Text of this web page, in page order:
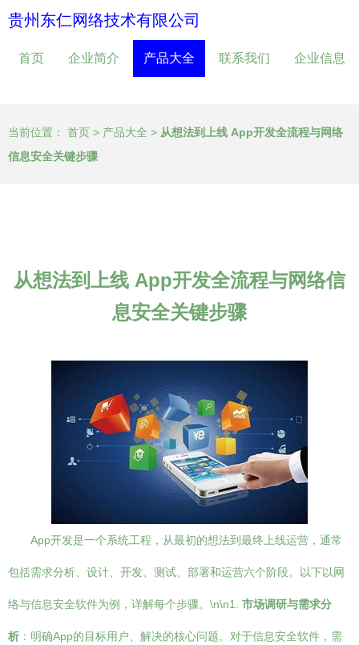
贵州东仁网络技术有限公司
首页 企业简介 产品大全 联系我们 企业信息
当前位置： 首页 > 产品大全 > 从想法到上线 App开发全流程与网络
信息安全关键步骤
从想法到上线 App开发全流程与网络信
息安全关键步骤
App开发是一个系统工程，从最初的想法到最终上线运营，通常
包括需求分析、设计、开发、测试、部署和运营六个阶段。以下以网
络与信息安全软件为例，详解每个步骤。\n\n1. 市场调研与需求分
析 ：明确App的目标用户、解决的核心问题。对于信息安全软件，需